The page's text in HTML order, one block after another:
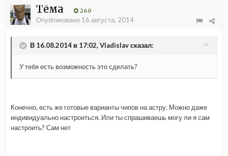
Тёма 260
Опубликовано 16 августа, 2014
В 16.08.2014 в 17:02, Vladislav сказал:
У тебя есть возможность это сделать?
Конечно, есть же готовые варианты чипов на астру. Можно даже
индивидуально настроиться. Или ты спрашиваешь могу ли я сам
настроить? Сам нет